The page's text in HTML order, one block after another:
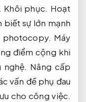
Khôi phục. Hoạt
biết sự lớn mạnh
photocopy. Máy
điểm cộng khi
nghệ. Nâng cấp
vấn đề phụ đau
cho công việc.